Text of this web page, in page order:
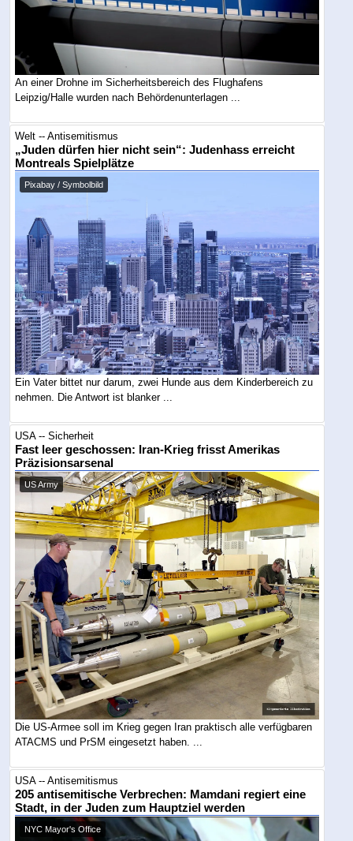
An einer Drohne im Sicherheitsbereich des Flughafens
Leipzig/Halle wurden nach Behördenunterlagen ...
Welt -- Antisemitismus
„Juden dürfen hier nicht sein“: Judenhass erreicht
Montreals Spielplätze
Pixabay / Symbolbild
Ein Vater bittet nur darum, zwei Hunde aus dem Kinderbereich zu
nehmen. Die Antwort ist blanker ...
USA -- Sicherheit
Fast leer geschossen: Iran-Krieg frisst Amerikas
Präzisionsarsenal
US Army
Die US-Armee soll im Krieg gegen Iran praktisch alle verfügbaren
ATACMS und PrSM eingesetzt haben. ...
USA -- Antisemitismus
205 antisemitische Verbrechen: Mamdani regiert eine
Stadt, in der Juden zum Hauptziel werden
NYC Mayor's Office